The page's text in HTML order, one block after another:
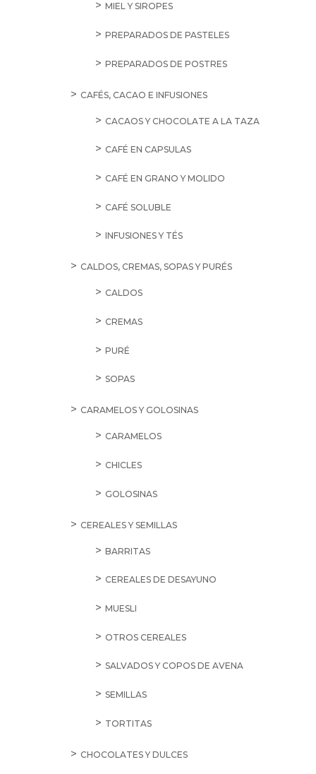
MIEL Y SIROPES
PREPARADOS DE PASTELES
PREPARADOS DE POSTRES
CAFÉS, CACAO E INFUSIONES
CACAOS Y CHOCOLATE A LA TAZA
CAFÉ EN CAPSULAS
CAFÉ EN GRANO Y MOLIDO
CAFÉ SOLUBLE
INFUSIONES Y TÉS
CALDOS, CREMAS, SOPAS Y PURÉS
CALDOS
CREMAS
PURÉ
SOPAS
CARAMELOS Y GOLOSINAS
CARAMELOS
CHICLES
GOLOSINAS
CEREALES Y SEMILLAS
BARRITAS
CEREALES DE DESAYUNO
MUESLI
OTROS CEREALES
SALVADOS Y COPOS DE AVENA
SEMILLAS
TORTITAS
CHOCOLATES Y DULCES